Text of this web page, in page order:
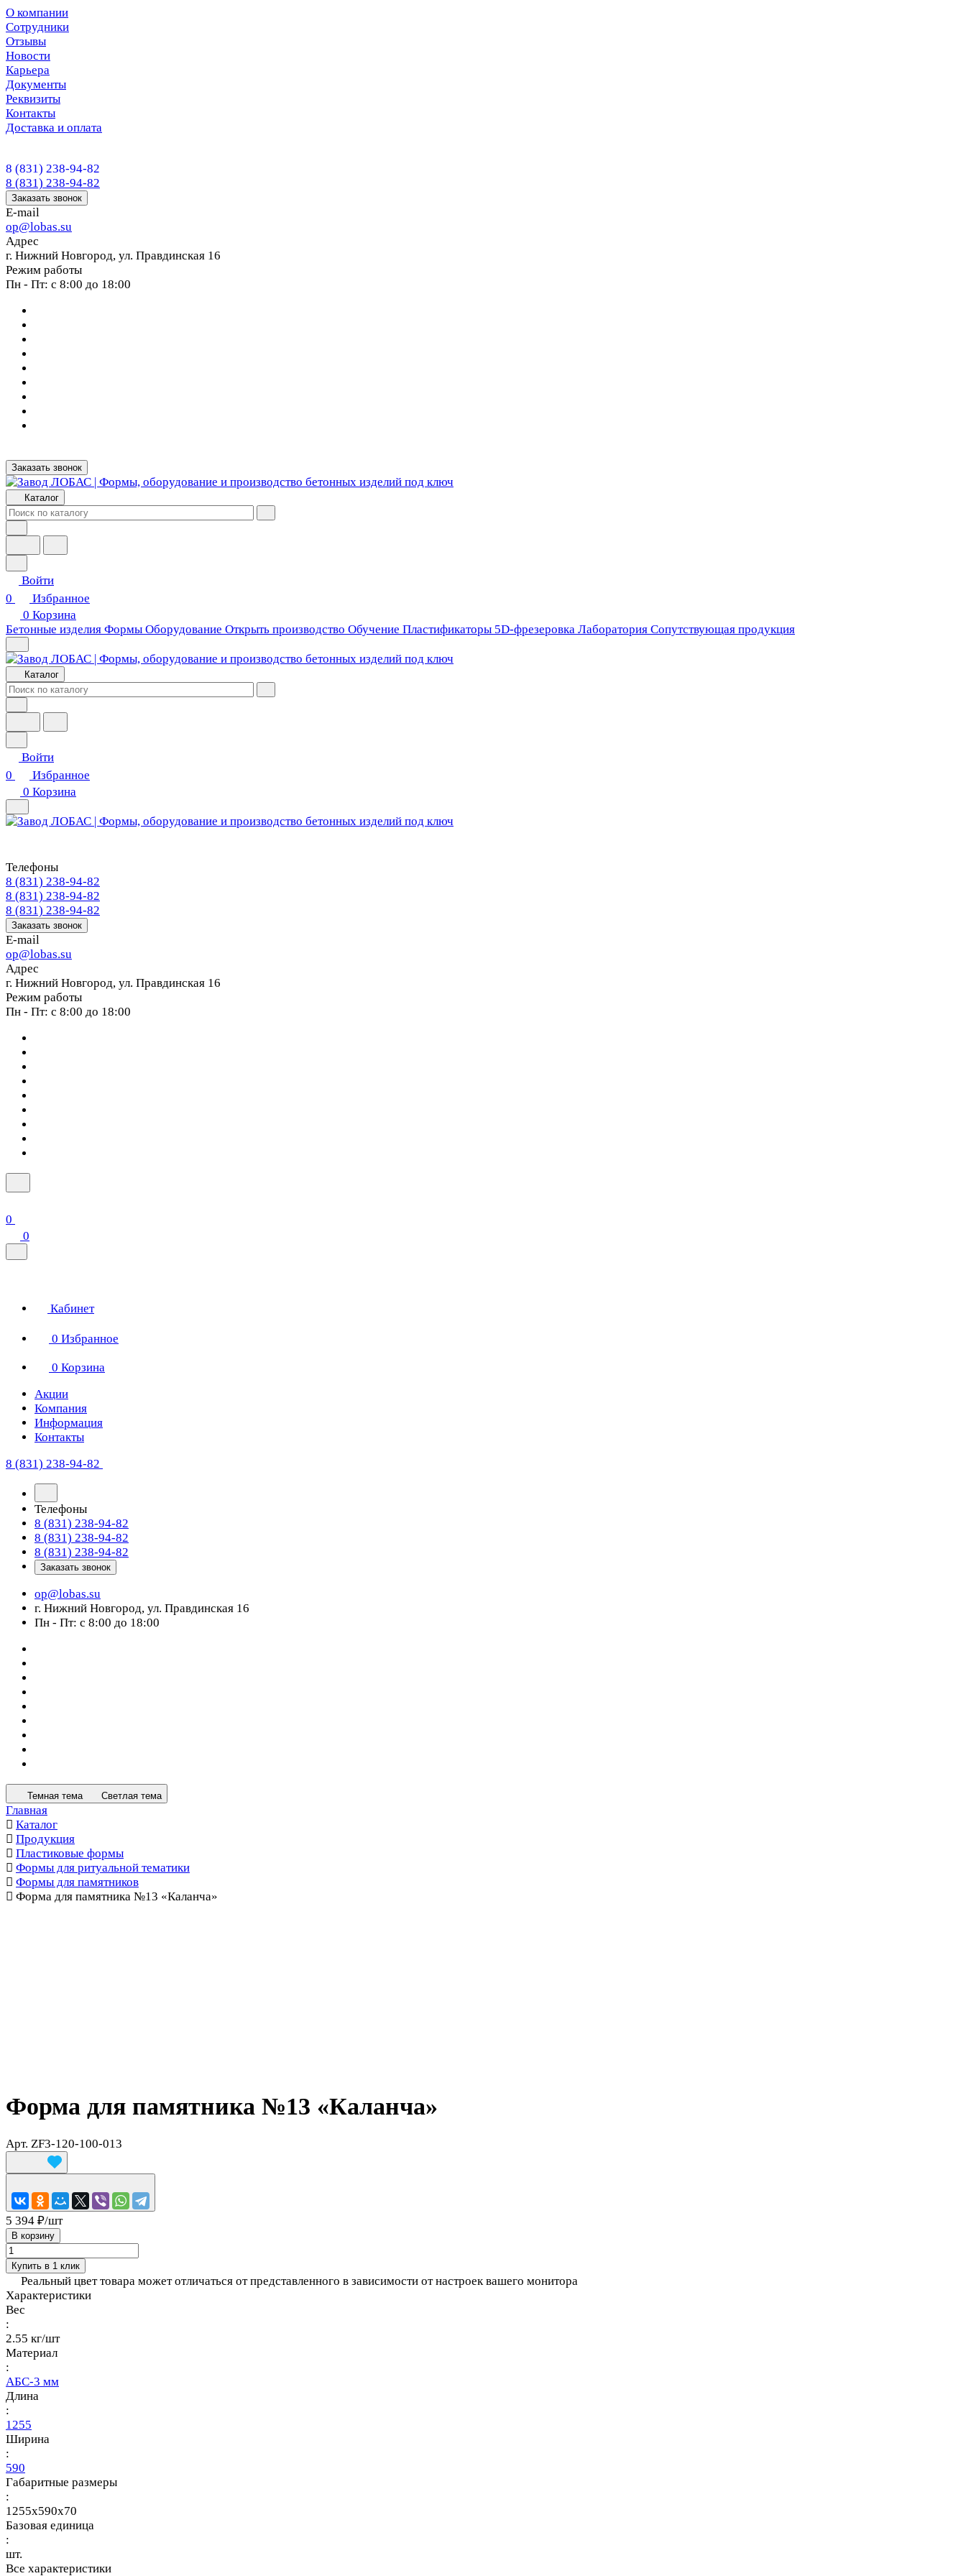
О компании
Сотрудники
Отзывы
Новости
Карьера
Документы
Реквизиты
Контакты
Доставка и оплата
8 (831) 238-94-82
8 (831) 238-94-82
Заказать звонок
E-mail
op@lobas.su
Адрес
г. Нижний Новгород, ул. Правдинская 16
Режим работы
Пн - Пт: с 8:00 до 18:00
Заказать звонок
Каталог
Войти
0
Избранное
0 Корзина
Бетонные изделия Формы Оборудование Открыть производство Обучение Пластификаторы 5D-фрезеровка Лаборатория Сопутствующая продукция
Каталог
Войти
0
Избранное
0 Корзина
Телефоны
8 (831) 238-94-82
8 (831) 238-94-82
8 (831) 238-94-82
Заказать звонок
E-mail
op@lobas.su
Адрес
г. Нижний Новгород, ул. Правдинская 16
Режим работы
Пн - Пт: с 8:00 до 18:00
0
0
Кабинет
0 Избранное
0 Корзина
Акции
Компания
Информация
Контакты
8 (831) 238-94-82
Телефоны
8 (831) 238-94-82
8 (831) 238-94-82
8 (831) 238-94-82
Заказать звонок
op@lobas.su
г. Нижний Новгород, ул. Правдинская 16
Пн - Пт: с 8:00 до 18:00
Темная тема Светлая тема
Главная
Каталог
Продукция
Пластиковые формы
Формы для ритуальной тематики
Формы для памятников
Форма для памятника №13 «Каланча»
Форма для памятника №13 «Каланча»
Арт. ZF3-120-100-013
5 394 ₽/шт
В корзину
Купить в 1 клик
Реальный цвет товара может отличаться от представленного в зависимости от настроек вашего монитора
Характеристики
Вес
:
2.55 кг/шт
Материал
:
АБС-3 мм
Длина
:
1255
Ширина
:
590
Габаритные размеры
:
1255x590x70
Базовая единица
:
шт.
Все характеристики